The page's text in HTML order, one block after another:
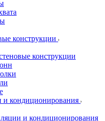
конструкции
конструкции
кондиционирования
и кондиционирования